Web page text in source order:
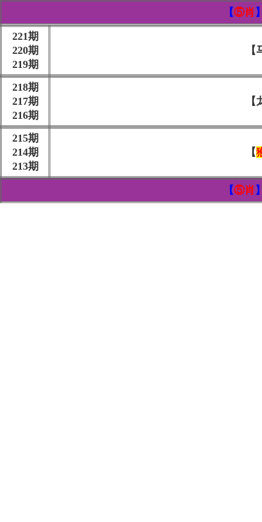
【⑤肖
221期
220期
219期
【
218期
217期
216期
【
215期
214期
213期
【
【⑤肖